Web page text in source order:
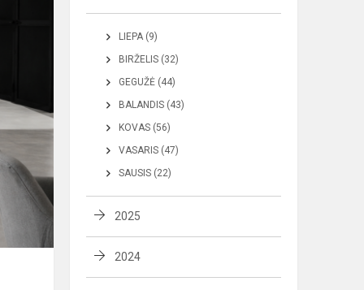
LIEPA (9)
BIRŽELIS (32)
GEGUŽĖ (44)
BALANDIS (43)
KOVAS (56)
VASARIS (47)
SAUSIS (22)
2025
2024